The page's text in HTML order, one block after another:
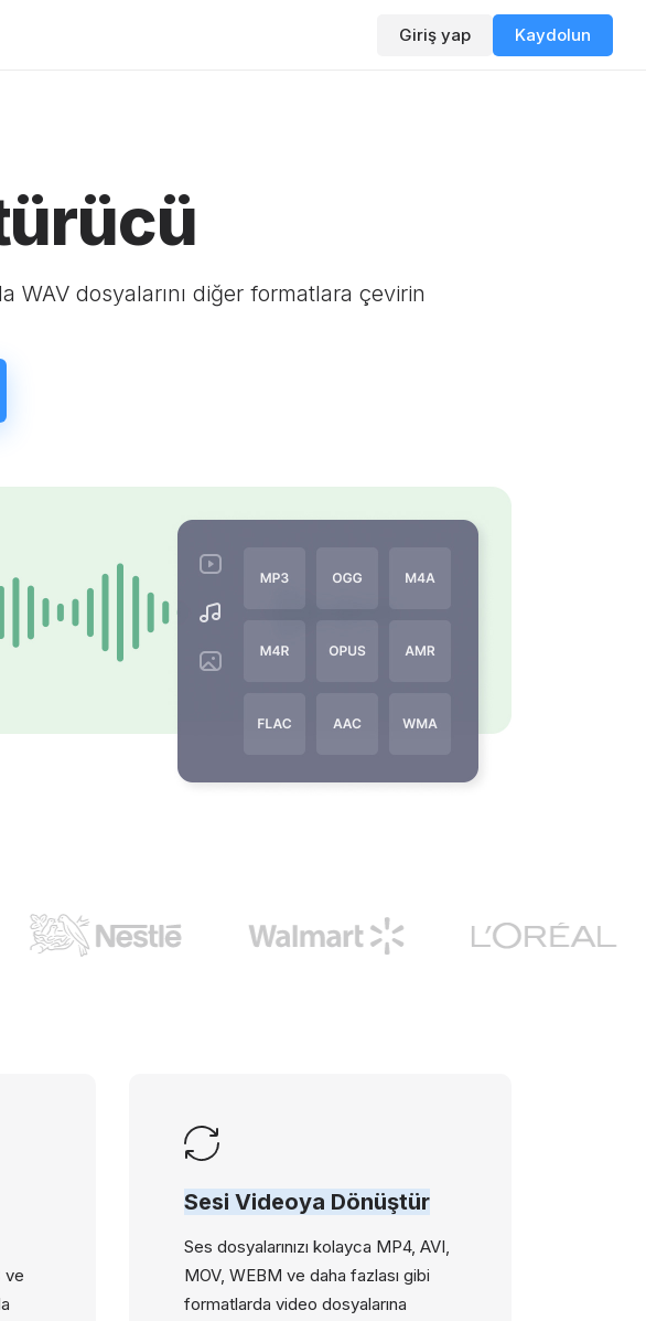
Giriş yap Kaydolun
WAV dosyalarını diğer formatlara çevirin
ve
Sesi Videoya Dönüştür
Ses dosyalarınızı kolayca MP4, AVI,
MOV, WEBM ve daha fazlası gibi
formatlarda video dosyalarına